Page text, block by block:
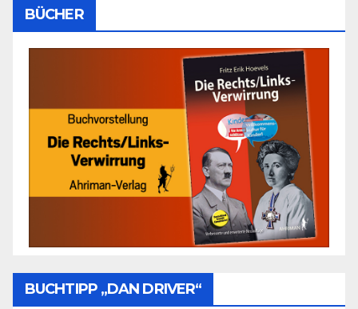
BÜCHER
BUCHTIPP „DAN DRIVER“